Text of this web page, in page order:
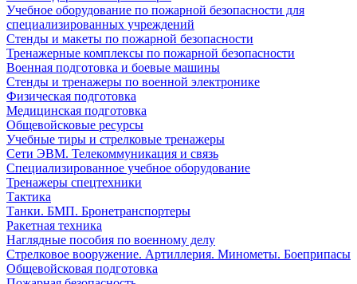
Учебное оборудование по пожарной безопасности для
специализированных учреждений
Стенды и макеты по пожарной безопасности
Тренажерные комплексы по пожарной безопасности
Военная подготовка и боевые машины
Стенды и тренажеры по военной электронике
Физическая подготовка
Медицинская подготовка
Общевойсковые ресурсы
Учебные тиры и стрелковые тренажеры
Сети ЭВМ. Телекоммуникация и связь
Специализированное учебное оборудование
Тренажеры спецтехники
Тактика
Танки. БМП. Бронетранспортеры
Ракетная техника
Наглядные пособия по военному делу
Стрелковое вооружение. Артиллерия. Минометы. Боеприпасы
Общевойсковая подготовка